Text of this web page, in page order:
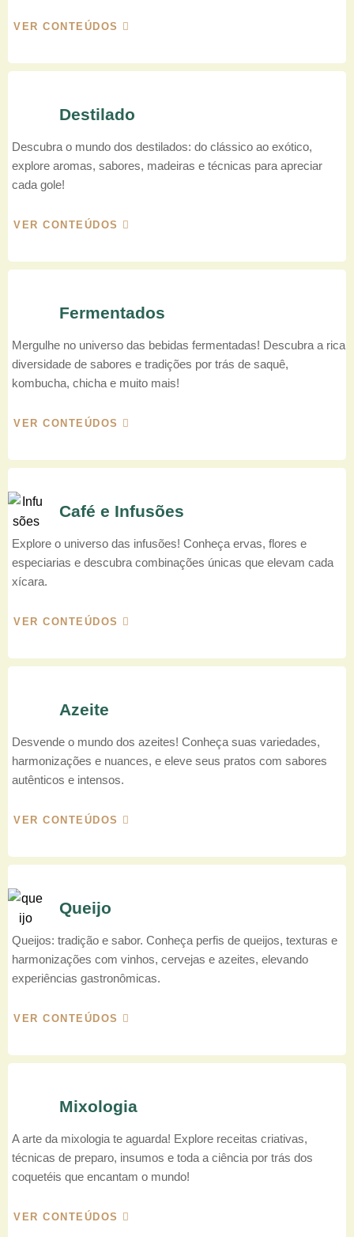
VER CONTEÚDOS
Destilado
Descubra o mundo dos destilados: do clássico ao exótico,
explore aromas, sabores, madeiras e técnicas para apreciar
cada gole!
VER CONTEÚDOS
Fermentados
Mergulhe no universo das bebidas fermentadas! Descubra a rica
diversidade de sabores e tradições por trás de saquê,
kombucha, chicha e muito mais!
VER CONTEÚDOS
Café e Infusões
Explore o universo das infusões! Conheça ervas, flores e
especiarias e descubra combinações únicas que elevam cada
xícara.
VER CONTEÚDOS
Azeite
Desvende o mundo dos azeites! Conheça suas variedades,
harmonizações e nuances, e eleve seus pratos com sabores
autênticos e intensos.
VER CONTEÚDOS
Queijo
Queijos: tradição e sabor. Conheça perfis de queijos, texturas e
harmonizações com vinhos, cervejas e azeites, elevando
experiências gastronômicas.
VER CONTEÚDOS
Mixologia
A arte da mixologia te aguarda! Explore receitas criativas,
técnicas de preparo, insumos e toda a ciência por trás dos
coquetéis que encantam o mundo!
VER CONTEÚDOS